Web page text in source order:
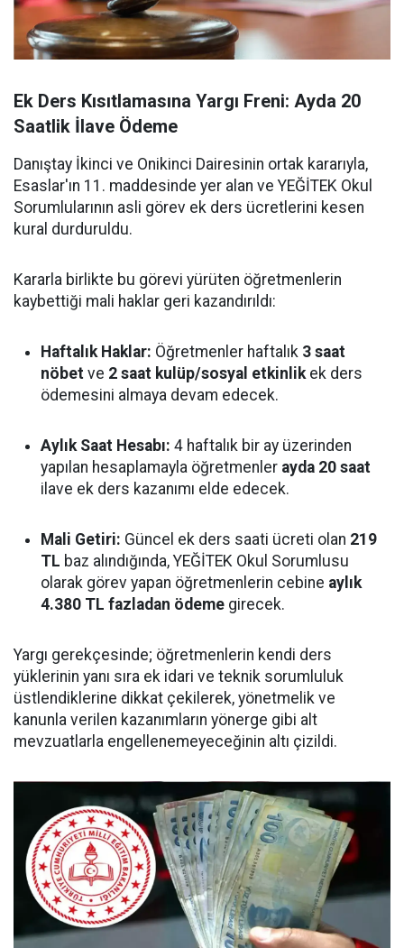
Ek Ders Kısıtlamasına Yargı Freni: Ayda 20
Saatlik İlave Ödeme
Danıştay İkinci ve Onikinci Dairesinin ortak kararıyla,
Esaslar'ın 11. maddesinde yer alan ve YEĞİTEK Okul
Sorumlularının asli görev ek ders ücretlerini kesen
kural durduruldu.
Kararla birlikte bu görevi yürüten öğretmenlerin
kaybettiği mali haklar geri kazandırıldı:
Haftalık Haklar: Öğretmenler haftalık 3 saat
nöbet ve 2 saat kulüp/sosyal etkinlikek ders
ödemesini almaya devam edecek.
Aylık Saat Hesabı: 4 haftalık bir ay üzerinden
yapılan hesaplamayla öğretmenler ayda 20 saat
ilave ek ders kazanımı elde edecek.
Mali Getiri: Güncel ek ders saati ücreti olan 219
TL baz alındığında, YEĞİTEK Okul Sorumlusu
olarak görev yapan öğretmenlerin cebine aylık
4.380 TL fazladan ödeme girecek.
Yargı gerekçesinde; öğretmenlerin kendi ders
yüklerinin yanı sıra ek idari ve teknik sorumluluk
üstlendiklerine dikkat çekilerek, yönetmelik ve
kanunla verilen kazanımların yönerge gibi alt
mevzuatlarla engellenemeyeceğinin altı çizildi.